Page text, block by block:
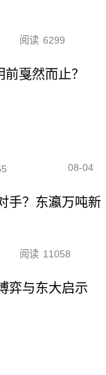
阅读 6299
戛然而止？
08-04
手？东瀛万吨新
阅读 11058
弈与东大启示